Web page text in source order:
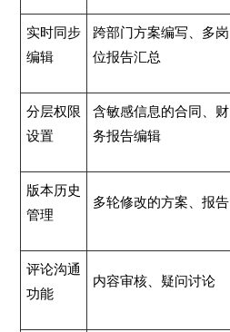
实时同步
编辑
跨部门方案编写、多岗
位报告汇总
分层权限
设置
含敏感信息的合同、财
务报告编辑
版本历史
管理
多轮修改的方案、报告
评论沟通
功能
内容审核、疑问讨论